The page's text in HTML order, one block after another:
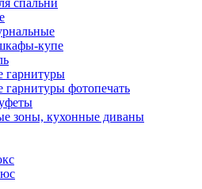
купе
гарнитуры
гарнитуры фотопечать
зоны, кухонные диваны